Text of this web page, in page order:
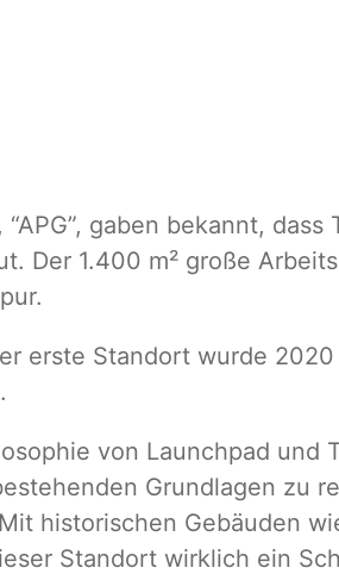
gaben bekannt,
Der 1.400 m² große
erste Standort wurde 2020
von Launchpad und
Grundlagen zu
historischen Gebäuden
Standort wirklich ein